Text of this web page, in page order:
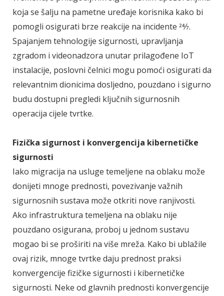
koja se šalju na pametne uređaje korisnika kako bi
pomogli osigurati brze reakcije na incidente 24⁄7.
Spajanjem tehnologije sigurnosti, upravljanja
zgradom i videonadzora unutar prilagođene IoT
instalacije, poslovni čelnici mogu pomoći osigurati da
relevantnim dionicima dosljedno, pouzdano i sigurno
budu dostupni pregledi ključnih sigurnosnih
operacija cijele tvrtke.
Fizička sigurnost i konvergencija kibernetičke
sigurnosti
Iako migracija na usluge temeljene na oblaku može
donijeti mnoge prednosti, povezivanje važnih
sigurnosnih sustava može otkriti nove ranjivosti.
Ako infrastruktura temeljena na oblaku nije
pouzdano osigurana, proboj u jednom sustavu
mogao bi se proširiti na više mreža. Kako bi ublažile
ovaj rizik, mnoge tvrtke daju prednost praksi
konvergencije fizičke sigurnosti i kibernetičke
sigurnosti. Neke od glavnih prednosti konvergencije